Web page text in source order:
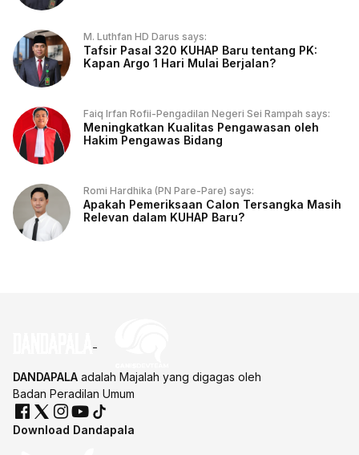
M. Luthfan HD Darus says:
Tafsir Pasal 320 KUHAP Baru tentang PK:
Kapan Argo 1 Hari Mulai Berjalan?
Faiq Irfan Rofii-Pengadilan Negeri Sei Rampah says:
Meningkatkan Kualitas Pengawasan oleh
Hakim Pengawas Bidang
Romi Hardhika (PN Pare-Pare) says:
Apakah Pemeriksaan Calon Tersangka Masih
Relevan dalam KUHAP Baru?
DANDAPALA adalah Majalah yang digagas oleh
Badan Peradilan Umum
Download Dandapala